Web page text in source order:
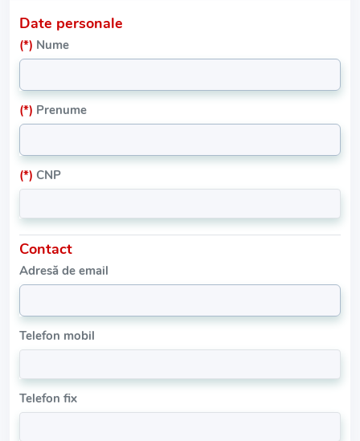
Date personale
(*) Nume
(*) Prenume
(*) CNP
Contact
Adresă de email
Telefon mobil
Telefon fix